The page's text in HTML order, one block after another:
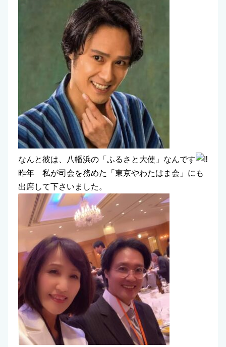
なんと彼は、八幡浜の「ふるさと大使」なんです
昨年 私が司会を務めた「東京やわたはま会」にも
出席して下さいました。